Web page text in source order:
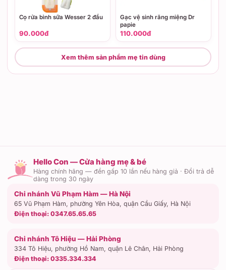
Cọ rửa bình sữa Wesser 2 đầu
90.000đ
Gạc vệ sinh răng miệng Dr
papie
110.000đ
Xem thêm sản phẩm mẹ tin dùng
Hello Con — Cửa hàng mẹ & bé
Hàng chính hãng — đền gấp 10 lần nếu hàng giả · Đổi trả dễ
dàng trong 30 ngày
Chi nhánh Vũ Phạm Hàm — Hà Nội
65 Vũ Phạm Hàm, phường Yên Hòa, quận Cầu Giấy, Hà Nội
Điện thoại: 0347.65.65.65
Chi nhánh Tô Hiệu — Hải Phòng
334 Tô Hiệu, phường Hồ Nam, quận Lê Chân, Hải Phòng
Điện thoại: 0335.334.334